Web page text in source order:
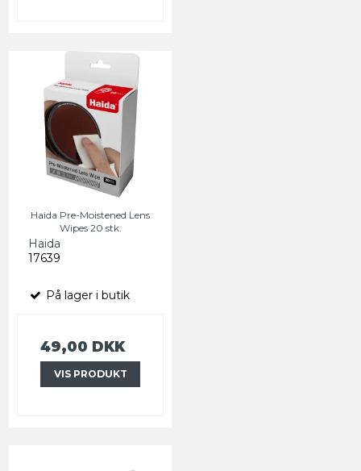
Haida Pre-Moistened Lens
Wipes 20 stk.
Haida
17639
På lager i butik
49,00 DKK
VIS PRODUKT